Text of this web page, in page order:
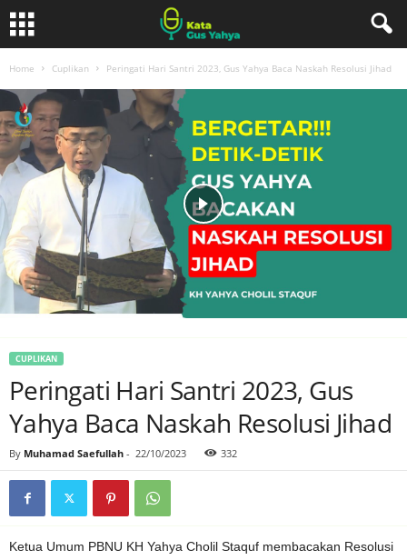
Home Cuplikan Peringati Hari Santri 2023, Gus Yahya Baca Naskah Resolusi Jihad
CUPLIKAN
Peringati Hari Santri 2023, Gus
Yahya Baca Naskah Resolusi Jihad
By Muhamad Saefullah - 22/10/2023 332
Ketua Umum PBNU KH Yahya Cholil Staquf membacakan Resolusi